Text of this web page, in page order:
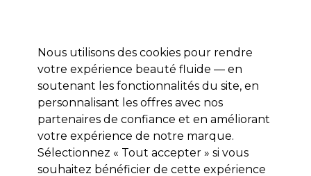
Se connecter
Marques Bons plans Coiffure Electro et Matériel
Livraison et délais
lire la suite
Wunderbar
Nous utilisons des cookies pour rendre
votre expérience beauté fluide — en
soutenant les fonctionnalités du site, en
personnalisant les offres avec nos
partenaires de confiance et en améliorant
votre expérience de notre marque.
Sélectionnez « Tout accepter » si vous
souhaitez bénéficier de cette expérience